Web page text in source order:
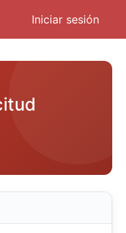
Iniciar sesión